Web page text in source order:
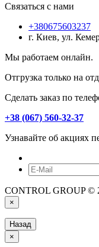
Связаться с нами
+380675603237
г. Киев, ул.
Мы работаем онлайн.
Отгрузка только на
Сделать заказ по
+38 (067) 560-32-37
Узнавайте об акциях
CONTROL GROUP ©
×
Назад
×